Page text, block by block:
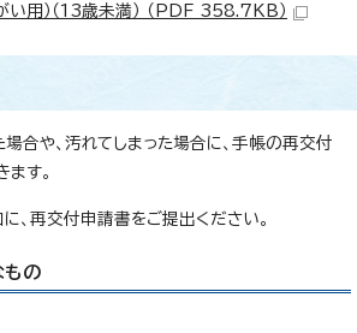
い用）（13歳未満） （PDF 358.7KB）
場合や、汚れてしまった場合に、手帳の再交付
す。
、再交付申請書をご提出ください。
もの